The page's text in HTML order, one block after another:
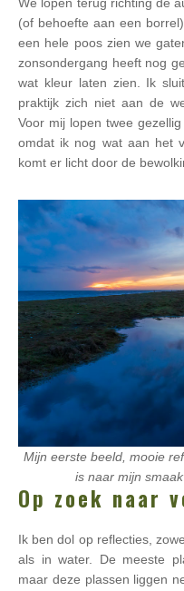
(of behoefte aan een
een hele poos zien we
zonsondergang heeft nog
wat kleur laten zien. Ik
praktijk zich niet aan de
Voor mij lopen twee
omdat ik nog wat aan het
komt er licht door de
Mijn eerste beeld, mooie
is naar mijn
Op zoek naar
Ik ben dol op reflecties,
als in water. De meeste
maar deze plassen liggen